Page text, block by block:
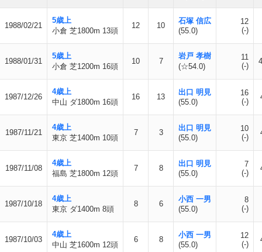
1988/02/21
5歳上
小倉 芝1800m 13頭
12 10
石塚 信広
(55.0)
12
(-)
1988/01/31
5歳上
小倉 芝1200m 16頭
10 7
岩戸 孝樹
(☆54.0)
11
(-)
1987/12/26
4歳上
中山 ダ1800m 16頭
16 13
出口 明見
(55.0)
16
(-)
1987/11/21
4歳上
東京 芝1400m 10頭
7 3
出口 明見
(55.0)
10
(-)
1987/11/08
4歳上
福島 芝1800m 12頭
7 8
出口 明見
(55.0)
7
(-)
1987/10/18
4歳上
東京 ダ1400m 8頭
8 6
小西 一男
(55.0)
8
(-)
1987/10/03
4歳上
中山 芝1600m 12頭
6 8
小西 一男
(55.0)
12
(-)